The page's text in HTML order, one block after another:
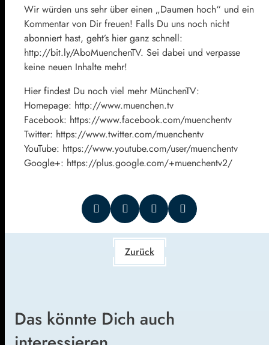
Wir würden uns sehr über einen „Daumen hoch“ und ein
Kommentar von Dir freuen! Falls Du uns noch nicht
abonniert hast, geht’s hier ganz schnell:
http://bit.ly/AboMuenchenTV. Sei dabei und verpasse
keine neuen Inhalte mehr!
Hier findest Du noch viel mehr MünchenTV:
Homepage: http://www.muenchen.tv
Facebook: https://www.facebook.com/muenchentv
Twitter: https://www.twitter.com/muenchentv
YouTube: https://www.youtube.com/user/muenchentv
Google+: https://plus.google.com/+muenchentv2/
Zurück
Das könnte Dich auch